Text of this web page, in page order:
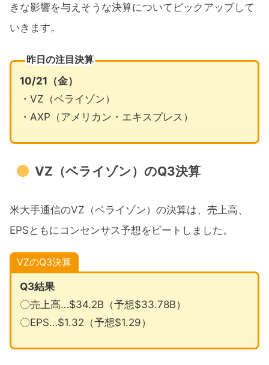
きな影響を与えそうな決算についてピックアップして
いきます。
昨日の注目決算
10/21（金）
・VZ（ベライゾン）
・AXP（アメリカン・エキスプレス）
VZ（ベライゾン）のQ3決算
米大手通信のVZ（ベライゾン）の決算は、売上高、
EPSともにコンセンサス予想をビートしました。
VZのQ3決算
Q3結果
〇売上高…$34.2B（予想$33.78B）
〇EPS…$1.32（予想$1.29）